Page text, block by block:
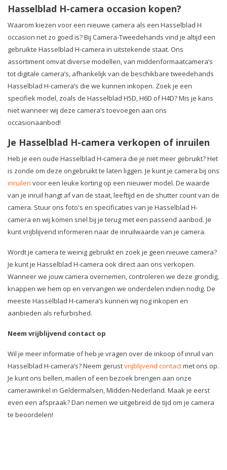
Hasselblad H-camera occasion kopen?
Waarom kiezen voor een nieuwe camera als een Hasselblad H
occasion net zo goed is? Bij Camera-Tweedehands vind je altijd een
gebruikte Hasselblad H-camera in uitstekende staat. Ons
assortiment omvat diverse modellen, van middenformaatcamera’s
tot digitale camera’s, afhankelijk van de beschikbare tweedehands
Hasselblad H-camera’s die we kunnen inkopen. Zoek je een
specifiek model, zoals de Hasselblad H5D, H6D of H4D? Mis je kans
niet wanneer wij deze camera’s toevoegen aan ons
occasionaanbod!
Je Hasselblad H-camera verkopen of inruilen
Heb je een oude Hasselblad H-camera die je niet meer gebruikt? Het
is zonde om deze ongebruikt te laten liggen. Je kunt je camera bij ons
inruilen voor een leuke korting op een nieuwer model. De waarde
van je inruil hangt af van de staat, leeftijd en de shutter count van de
camera. Stuur ons foto's en specificaties van je Hasselblad H-
camera en wij komen snel bij je terug met een passend aanbod. Je
kunt vrijblijvend informeren naar de inruilwaarde van je camera.
Wordt je camera te weinig gebruikt en zoek je geen nieuwe camera?
Je kunt je Hasselblad H-camera ook direct aan ons verkopen.
Wanneer we jouw camera overnemen, controleren we deze grondig,
knappen we hem op en vervangen we onderdelen indien nodig. De
meeste Hasselblad H-camera’s kunnen wij nog inkopen en
aanbieden als refurbished.
Neem vrijblijvend contact op
Wil je meer informatie of heb je vragen over de inkoop of inruil van
Hasselblad H-camera’s? Neem gerustvrijblijvend contactmet ons op.
Je kunt ons bellen, mailen of een bezoek brengen aan onze
camerawinkel in Geldermalsen, Midden-Nederland. Maak je eerst
even een afspraak? Dan nemen we uitgebreid de tijd om je camera
te beoordelen!